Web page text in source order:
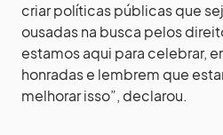
criar políticas públicas que
ousadas na busca pelos
estamos aqui para celebrar,
honradas e lembrem que
melhorar isso”, declarou.